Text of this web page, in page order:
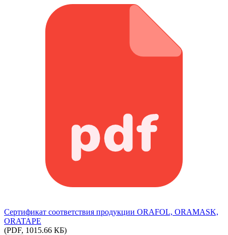
Сертификат соответствия продукции ORAFOL, ORAMASK,
ORATAPE
(PDF, 1015.66 КБ)